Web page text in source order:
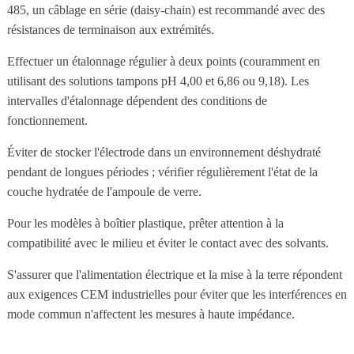
485, un câblage en série (daisy-chain) est recommandé avec des
résistances de terminaison aux extrémités.
Effectuer un étalonnage régulier à deux points (couramment en
utilisant des solutions tampons pH 4,00 et 6,86 ou 9,18). Les
intervalles d'étalonnage dépendent des conditions de
fonctionnement.
Éviter de stocker l'électrode dans un environnement déshydraté
pendant de longues périodes ; vérifier régulièrement l'état de la
couche hydratée de l'ampoule de verre.
Pour les modèles à boîtier plastique, prêter attention à la
compatibilité avec le milieu et éviter le contact avec des solvants.
S'assurer que l'alimentation électrique et la mise à la terre répondent
aux exigences CEM industrielles pour éviter que les interférences en
mode commun n'affectent les mesures à haute impédance.